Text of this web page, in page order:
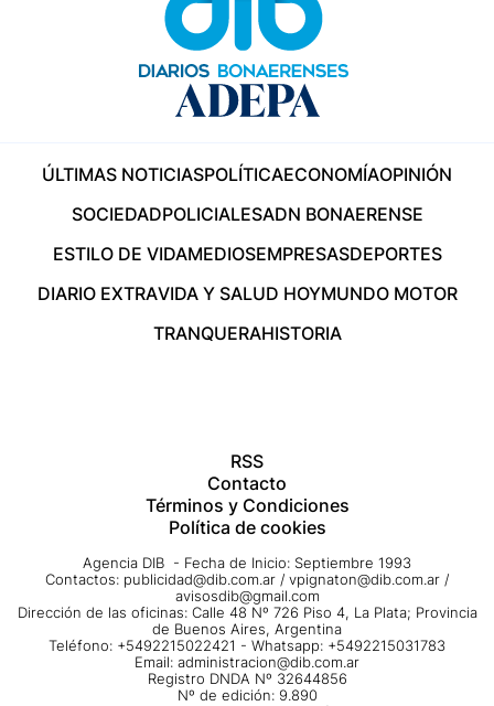
ÚLTIMAS NOTICIASPOLÍTICAECONOMÍAOPINIÓN
SOCIEDADPOLICIALESADN BONAERENSE
ESTILO DE VIDAMEDIOSEMPRESASDEPORTES
DIARIO EXTRAVIDA Y SALUD HOYMUNDO MOTOR
TRANQUERAHISTORIA
RSS
Contacto
Términos y Condiciones
Política de cookies
Agencia DIB - Fecha de Inicio: Septiembre 1993
Contactos: publicidad@dib.com.ar / vpignaton@dib.com.ar /
avisosdib@gmail.com
Dirección de las oficinas: Calle 48 Nº 726 Piso 4, La Plata; Provincia
de Buenos Aires, Argentina
Teléfono: +5492215022421 - Whatsapp: +5492215031783
Email: administracion@dib.com.ar
Registro DNDA Nº 32644856
Nº de edición: 9.890